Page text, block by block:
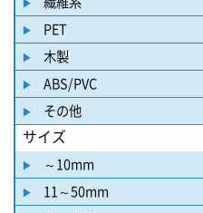
PET
木製
ABS/PVC
その他
サイズ
～10mm
11～50mm